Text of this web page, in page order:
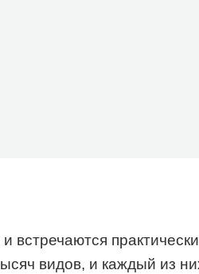
встречаются
видов, и каждый из